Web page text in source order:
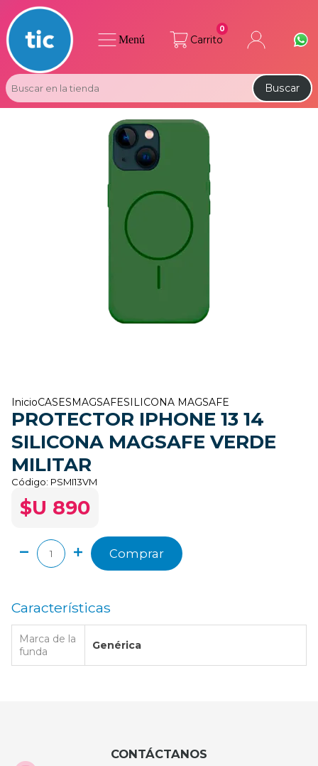
Carrito
0
Buscar
Menú
InicioCASES MAGSAFESILICONA MAGSAFE
PROTECTOR IPHONE 13 14
SILICONA MAGSAFE VERDE
MILITAR
Código: PSMI13VM
$U 890
Comprar
Características
Marca de la
funda
Genérica
CONTÁCTANOS